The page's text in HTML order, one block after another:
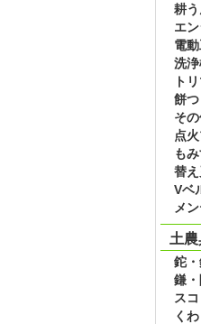
耕
エ
電
洗
ト
餅
そ
点
も
替え
Vベ
メ
土
鉈
鎌
ス
くわ